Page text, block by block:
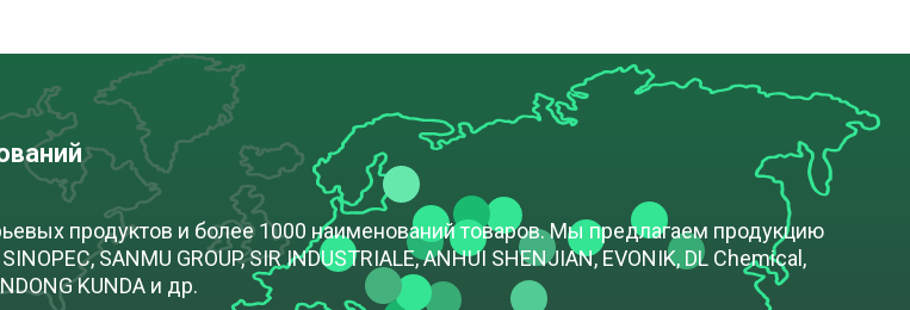
продуктов и более 1000 наименований товаров. Мы предлагаем продукцию
SANMU GROUP, SIR INDUSTRIALE, ANHUI SHENJIAN, EVONIK, DL Chemical,
KUNDA и др.